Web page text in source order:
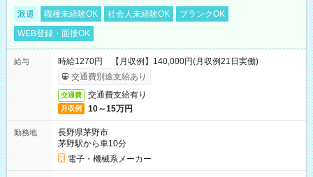
派遣 職種未経験OK 社会人未経験OK
ブランクOK
WEB登録・面接OK
給与
時給1270円 【月収例】140,000円(月収例21日実働)
交通費別途支給あり
交通費 交通費支給有り
月収例 10～15万円
勤務地
長野県茅野市
茅野駅から車10分
電子・機械系メーカー